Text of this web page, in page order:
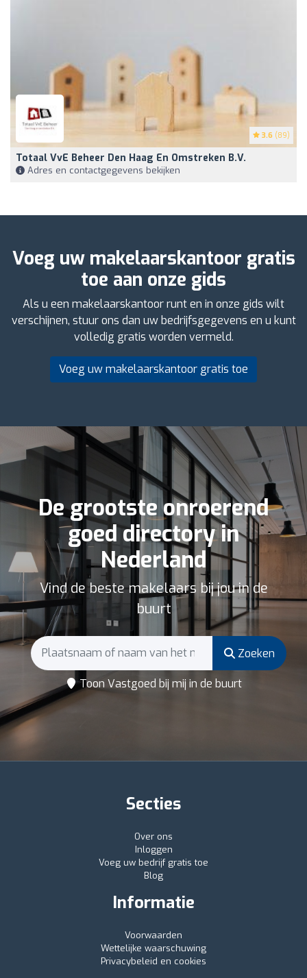
3.6 (89)
Totaal VvE Beheer Den Haag En Omstreken B.V.
Adres en contactgegevens bekijken
Voeg uw makelaarskantoor gratis
toe aan onze gids
Als u een makelaarskantoor runt en in onze gids wilt
verschijnen, stuur ons dan uw bedrijfsgegevens en u kunt
volledig gratis worden vermeld.
Voeg uw makelaarskantoor gratis toe
De grootste onroerend
goed directory in
Nederland
Vind de beste makelaars bij jou in de
buurt
Zoeken
Toon Vastgoed bij mij in de buurt
Secties
Over ons
Inloggen
Voeg uw bedrijf gratis toe
Blog
Informatie
Voorwaarden
Wettelijke waarschuwing
Privacybeleid en cookies